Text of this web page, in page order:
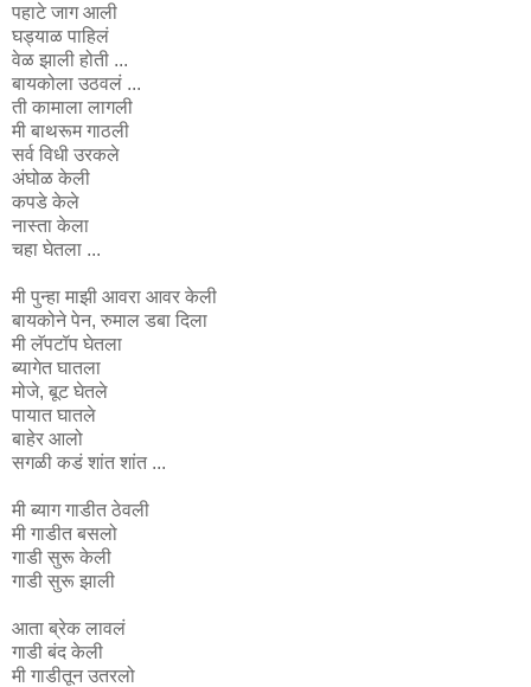
पहाटे जाग आली
घड्याळ पाहिलं
वेळ झाली होती ...
बायकोला उठवलं ...
ती कामाला लागली
मी बाथरूम गाठली
सर्व विधी उरकले
अंघोळ केली
कपडे केले
नास्ता केला
चहा घेतला ...
मी पुन्हा माझी आवरा आवर केली
बायकोने पेन, रुमाल डबा दिला
मी लॅपटॉप घेतला
ब्यागेत घातला
मोजे, बूट घेतले
पायात घातले
बाहेर आलो
सगळी कडं शांत शांत ...
मी ब्याग गाडीत ठेवली
मी गाडीत बसलो
गाडी सुरू केली
गाडी सुरू झाली
आता ब्रेक लावलं
गाडी बंद केली
मी गाडीतून उतरलो